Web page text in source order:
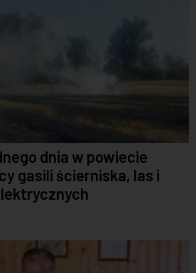
dnia w powiecie
gasili ścierniska, las i